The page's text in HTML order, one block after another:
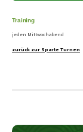
Training
jeden Mittwochabend
zurück zur Sparte Turnen